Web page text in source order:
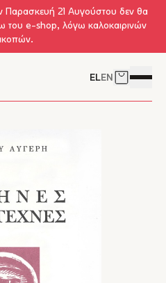
Παρασκευή 21 Αυγούστου δεν θα
του e-shop, λόγω καλοκαιρινών
ELEN Δείτε το